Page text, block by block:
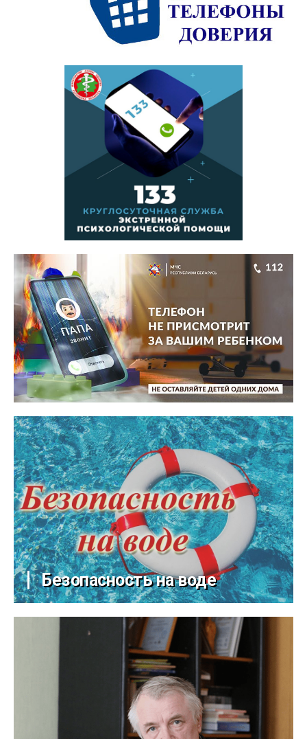
Безопасность на воде